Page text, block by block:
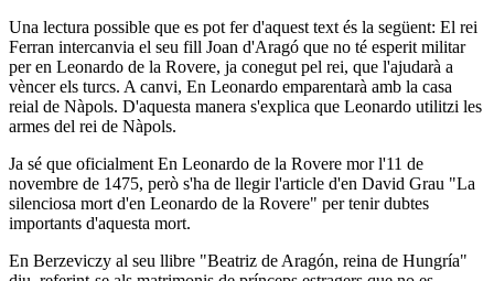
Una lectura possible que es pot fer d'aquest text és la següent: El rei
Ferran intercanvia el seu fill Joan d'Aragó que no té esperit militar
per en Leonardo de la Rovere, ja conegut pel rei, que l'ajudarà a
vèncer els turcs. A canvi, En Leonardo emparentarà amb la casa
reial de Nàpols. D'aquesta manera s'explica que Leonardo utilitzi les
armes del rei de Nàpols.
Ja sé que oficialment En Leonardo de la Rovere mor l'11 de
novembre de 1475, però s'ha de llegir l'article d'en David Grau "La
silenciosa mort d'en Leonardo de la Rovere" per tenir dubtes
importants d'aquesta mort.
En Berzeviczy al seu llibre "Beatriz de Aragón, reina de Hungría"